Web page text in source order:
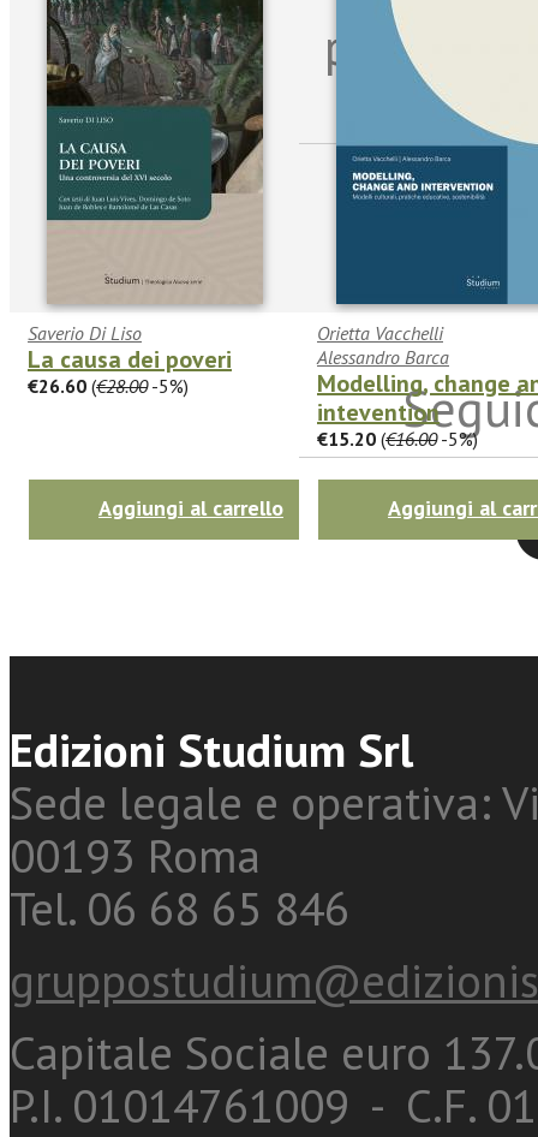
Saverio Di Liso
La causa dei poveri
€26.60 (€28.00-5%)
Aggiungi al carrello
Orietta Vacchelli
Alessandro Barca
Modelling, change
intevention
€15.20 (€16.00-5%)
Aggiungi al
per
sulle
Edizioni Studium Srl
Sede legale e operativa:
00193 Roma
Tel. 06 68 65 846
Capitale Sociale euro
P.I. 01014761009 - C.F.